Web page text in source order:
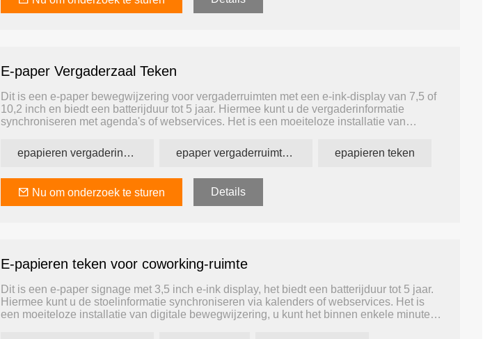
E-paper Vergaderzaal Teken
Dit is een e-paper bewegwijzering voor vergaderruimten met een e-ink-display van 7,5 of
10,2 inch en biedt een batterijduur tot 5 jaar. Hiermee kunt u de vergaderinformatie
synchroniseren met agenda's of webservices. Het is een moeiteloze installatie van
epapieren vergadering teken
epaper vergaderruimte teken epapieren teken
Nu om onderzoek te sturen Details
E-papieren teken voor coworking-ruimte
Dit is een e-paper signage met 3,5 inch e-ink display, het biedt een batterijduur tot 5 jaar.
Hiermee kunt u de stoelinformatie synchroniseren via kalenders of webservices. Het is
een moeiteloze installatie van digitale bewegwijzering, u kunt het binnen enkele minuten